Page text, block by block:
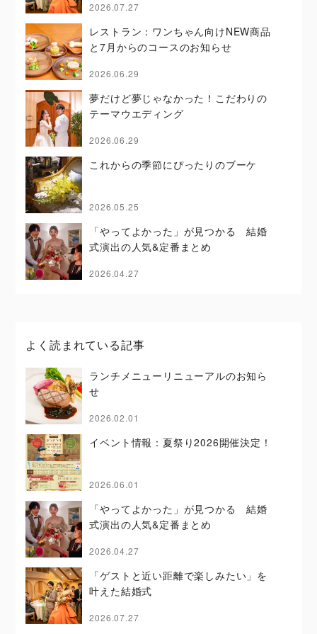
2026.07.27
レストラン：ワンちゃん向けNEW商品
と7月からのコースのお知らせ
2026.06.29
夢だけど夢じゃなかった！こだわりの
テーマウエディング
2026.06.29
これからの季節にぴったりのブーケ
2026.05.25
「やってよかった」が見つかる 結婚
式演出の人気&定番まとめ
2026.04.27
よく読まれている記事
ランチメニューリニューアルのお知ら
せ
2026.02.01
イベント情報：夏祭り2026開催決定！
2026.06.01
「やってよかった」が見つかる 結婚
式演出の人気&定番まとめ
2026.04.27
「ゲストと近い距離で楽しみたい」を
叶えた結婚式
2026.07.27